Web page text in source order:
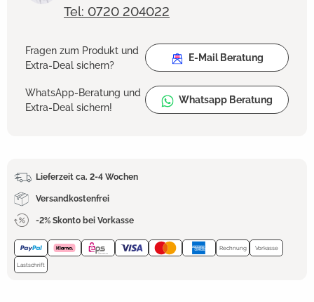
Tel: 0720 204022
Fragen zum Produkt und
Extra-Deal sichern?
E-Mail Beratung
WhatsApp-Beratung und
Extra-Deal sichern!
Whatsapp Beratung
Lieferzeit ca. 2-4 Wochen
Versandkostenfrei
-2% Skonto bei Vorkasse
Rechnung Vorkasse
Lastschrift